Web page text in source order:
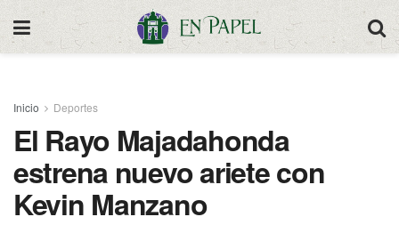
Inicio Deportes
El Rayo Majadahonda
estrena nuevo ariete con
Kevin Manzano